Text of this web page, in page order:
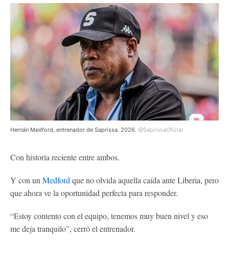
Hernán Medford, entrenador de Saprissa. 2026. @SaprissaOficial
Con historia reciente entre ambos.
Y con un Medford que no olvida aquella caída ante Liberia, pero
que ahora ve la oportunidad perfecta para responder.
“Estoy contento con el equipo, tenemos muy buen nivel y eso
me deja tranquilo”, cerró el entrenador.